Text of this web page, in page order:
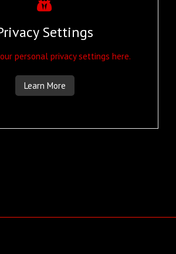
Settings
personal privacy settings here.
Learn More